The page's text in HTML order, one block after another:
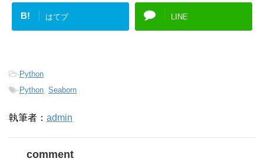
B! はてブ LINE
-Python
-Python, Seaborn
執筆者： admin
comment